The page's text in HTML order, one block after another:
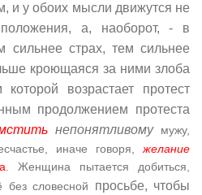
и у обоих мысли движутся не
а, наоборот, - в
сильнее страх, тем сильнее
кроющаяся за ними злоба
возрастает протест
продолжением протеста
непонятливомумужу,
иначе говоря, желание
. Женщина пытается добиться,
без словесной просьбе, чтобы